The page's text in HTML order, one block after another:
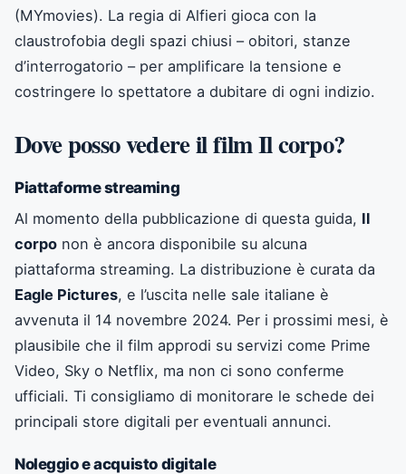
(MYmovies). La regia di Alfieri gioca con la
claustrofobia degli spazi chiusi – obitori, stanze
d’interrogatorio – per amplificare la tensione e
costringere lo spettatore a dubitare di ogni indizio.
Dove posso vedere il film Il corpo?
Piattaforme streaming
Al momento della pubblicazione di questa guida, Il
corpo non è ancora disponibile su alcuna
piattaforma streaming. La distribuzione è curata da
Eagle Pictures, e l’uscita nelle sale italiane è
avvenuta il 14 novembre 2024. Per i prossimi mesi, è
plausibile che il film approdi su servizi come Prime
Video, Sky o Netflix, ma non ci sono conferme
ufficiali. Ti consigliamo di monitorare le schede dei
principali store digitali per eventuali annunci.
Noleggio e acquisto digitale